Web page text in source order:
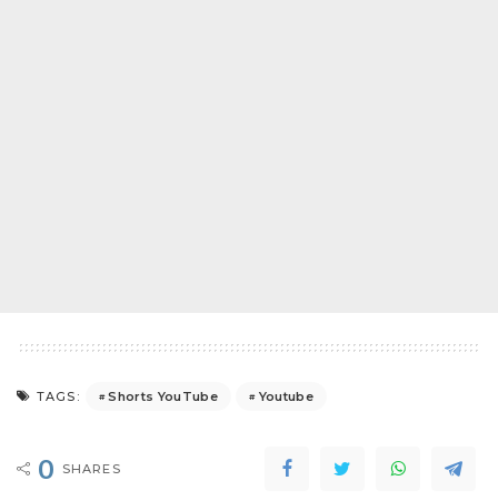
TAGS: Shorts YouTube Youtube
0 SHARES